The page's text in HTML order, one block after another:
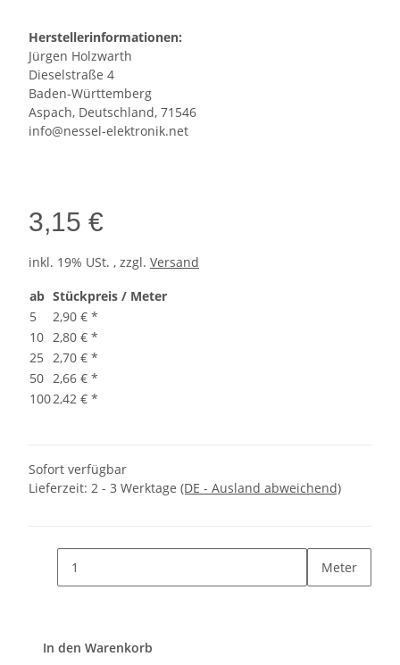
Herstellerinformationen:
Jürgen Holzwarth
Dieselstraße 4
Baden-Württemberg
Aspach, Deutschland, 71546
info@nessel-elektronik.net
3,15 €
inkl. 19% USt. , zzgl. Versand
ab Stückpreis / Meter
5
2,90 € *
10 2,80 € *
25 2,70 € *
50 2,66 € *
1002,42 € *
Sofort verfügbar
Lieferzeit: 2 - 3 Werktage (DE - Ausland abweichend)
Meter
In den Warenkorb